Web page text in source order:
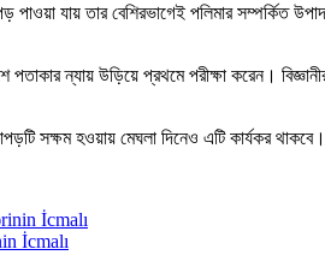
পাওয়া যায় তার বেশিরভাগেই পলিমার
ন্যায় উড়িয়ে প্রথমে পরীক্ষা করেন।
সক্ষম হওয়ায় মেঘলা দিনেও এটি কার্যকর
İcmalı